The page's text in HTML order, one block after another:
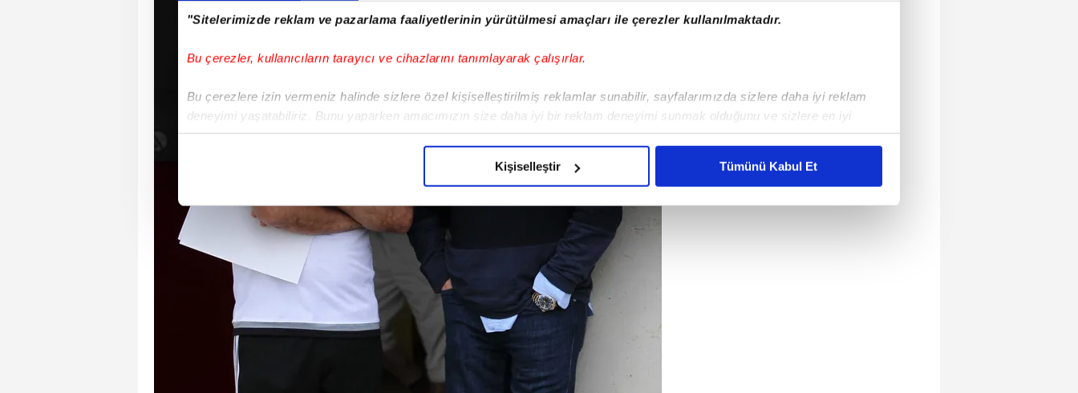
"Sitelerimizde reklam ve pazarlama faaliyetlerinin yürütülmesi amaçları ile çerezler kullanılmaktadır.
Bu çerezler, kullanıcıların tarayıcı ve cihazlarını tanımlayarak çalışırlar.
Bu çerezlere izin vermeniz halinde sizlere özel kişiselleştirilmiş reklamlar sunabilir, sayfalarımızda sizlere daha iyi reklam
deneyimi yaşatabiliriz. Bunu yaparken amacımızın size daha iyi bir reklam deneyimi sunmak olduğunu ve sizlere en iyi
içerikleri sunabilmek adına elimizden gelen çabayı gösterdiğimizi ve bu noktada, reklamların maliyetlerimizi karşılamak
Sizlere daha iyi bir hizmet sunabilmek için İnternet Sitemizde kendimize ve üçüncü kişilere ait çerezler kullanılmaktadır. Bu
çerezler vasıtasıyla çeşitli kişisel verileriniz işlenmekte olup gerekli olan çerezler bilgi toplumu hizmetlerinin sunulması
amacıyla kullanılmaktadır. Diğer çerezler, sitemizin daha işlevsel kılınması ve kişiselleştirilmesi ve sizlere yönelik
reklam/pazarlama faaliyetlerinin yapılması, amaçlarıyla sınırlı olarak açık rızanız dahilinde kullanılacaktır.
Çerezlere ilişkin tercihlerinizi aşağıda yer alan panel vasıtasıyla belirleyebilirsiniz. Çerezlere ilişkin detaylı bilgi için Ayarlar
butonuna tıklayabilir,
Çerez Bilgilendirme Metnimizi ziyaret edebilirsiniz.
6698 sayılı Kişisel Verilerin Korunması Kanunu uyarınca hazırlanmış Aydınlatma Metnimizi okumak ve sitemizde ilgili
Kişiselleştir Tümünü Kabul Et